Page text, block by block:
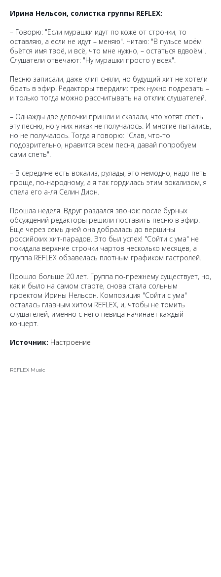
Ирина Нельсон, солистка группы REFLEX:
– Говорю: "Если мурашки идут по коже от строчки, то
оставляю, а если не идут – меняю". Читаю: "В пульсе моём
бьётся имя твоё, и всё, что мне нужно, – остаться вдвоём".
Слушатели отвечают: "Ну мурашки просто у всех".
Песню записали, даже клип сняли, но будущий хит не хотели
брать в эфир. Редакторы твердили: трек нужно подрезать –
и только тогда можно рассчитывать на отклик слушателей.
– Однажды две девочки пришли и сказали, что хотят спеть
эту песню, но у них никак не получалось. И многие пытались,
но не получалось. Тогда я говорю: "Слав, что-то
подозрительно, нравится всем песня, давай попробуем
сами спеть".
– В середине есть вокализ, рулады, это немодно, надо петь
проще, по-народному, а я так гордилась этим вокализом, я
спела его а-ля Селин Дион.
Прошла неделя. Вдруг раздался звонок: после бурных
обсуждений редакторы решили поставить песню в эфир.
Еще через семь дней она добралась до вершины
российских хит-парадов. Это был успех! "Сойти с ума" не
покидала верхние строчки чартов несколько месяцев, а
группа REFLEX обзавелась плотным графиком гастролей.
Прошло больше 20 лет. Группа по-прежнему существует, но,
как и было на самом старте, снова стала сольным
проектом Ирины Нельсон. Композиция "Сойти с ума"
осталась главным хитом REFLEX, и, чтобы не томить
слушателей, именно с него певица начинает каждый
концерт.
Источник: Настроение
REFLEX Music